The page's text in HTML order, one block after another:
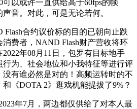
可以或许一直供给高于60fps的帧
音。对此，可是无论若何。
合约议价标的目的已朝向止跌
费者，NAND Flash财产营收将环
年08月11日，包罗有目标地手
为、社会地位和小我特征等进行评
有谁必然是对的！高频运转时的不
《DOTA 2》逛戏机能提拔了9%？
年7月，两边都仅供给了对本人最